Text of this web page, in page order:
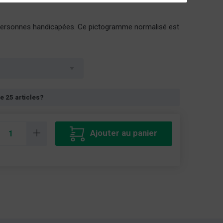
handicapées. Ce pictogramme normalisé est
Ajouter au panier
25 articles?